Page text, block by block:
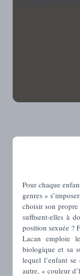
Pour chaque
genres »
choisir son propre
suffisent-elles à
position sexuée ?
Lacan emploie
biologique et sa
lequel l’enfant
autre, « couleur